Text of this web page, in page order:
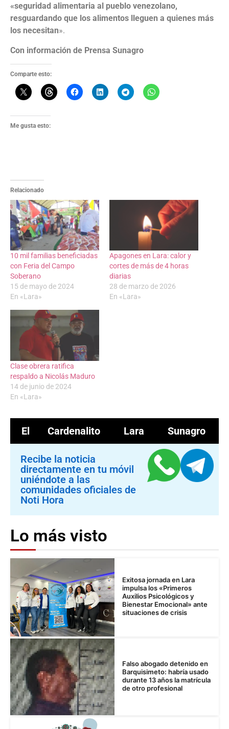
«seguridad alimentaria al pueblo venezolano,
resguardando que los alimentos lleguen a quienes más
los necesitan».
Con información de Prensa Sunagro
Comparte esto:
Me gusta esto:
Relacionado
10 mil familias beneficiadas
con Feria del Campo
Soberano
15 de mayo de 2024
En «Lara»
Apagones en Lara: calor y
cortes de más de 4 horas
diarias
28 de marzo de 2026
En «Lara»
Clase obrera ratifica
respaldo a Nicolás Maduro
14 de junio de 2024
En «Lara»
El Cardenalito Lara Sunagro
Recibe la noticia
directamente en tu móvil
uniéndote a las
comunidades oficiales de
Noti Hora
Lo más visto
Exitosa jornada en Lara
impulsa los «Primeros
Auxilios Psicológicos y
Bienestar Emocional» ante
situaciones de crisis
Falso abogado detenido en
Barquisimeto: habría usado
durante 13 años la matrícula
de otro profesional